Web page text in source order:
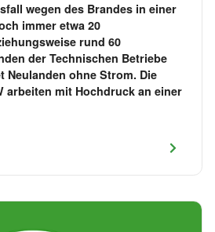
wegen des Brandes in einer
immer etwa 20
rund 60
der Technischen Betriebe
Neulanden ohne Strom. Die
arbeiten mit Hochdruck an einer